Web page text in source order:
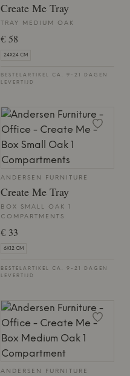
Create Me Tray
TRAY MEDIUM OAK
€ 58
24X24 CM
BESTELARTIKEL CA. 9-21 DAGEN
LEVERTIJD
ANDERSEN FURNITURE
Create Me Tray
BOX SMALL OAK 1
COMPARTMENTS
€ 33
6X12 CM
BESTELARTIKEL CA. 9-21 DAGEN
LEVERTIJD
ANDERSEN FURNITURE